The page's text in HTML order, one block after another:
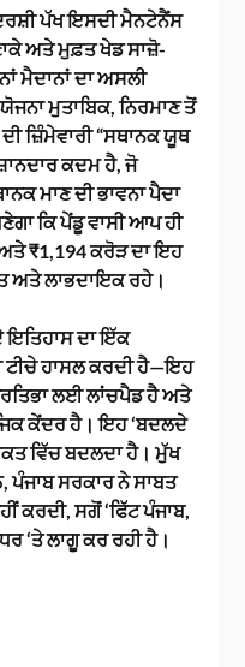
ਪੱਖ ਇਸਦੀ ਮੈਨਟੇਨੈਂਸ
ਅਤੇ ਮੁਫ਼ਤ ਖੇਡ ਸਾਜ਼ੋ-
ਮੈਦਾਨਾਂ ਦਾ ਅਸਲੀ
ਮੁਤਾਬਿਕ, ਨਿਰਮਾਣ ਤੋਂ
ਜ਼ਿੰਮੇਵਾਰੀ “ਸਥਾਨਕ ਯੂਥ
ਕਦਮ ਹੈ, ਜੋ
ਮਾਣ ਦੀ ਭਾਵਨਾ ਪੈਦਾ
ਕਿ ਪੇਂਡੂ ਵਾਸੀ ਆਪ ਹੀ
₹1,194 ਕਰੋੜ ਦਾ ਇਹ
ਅਤੇ ਲਾਭਦਾਇਕ ਰਹੇ।
ਇਤਿਹਾਸ ਦਾ ਇੱਕ
ਹਾਸਲ ਕਰਦੀ ਹੈ—ਇਹ
ਲਈ ਲਾਂਚਪੈਡ ਹੈ ਅਤੇ
ਕੇਂਦਰ ਹੈ। ਇਹ ‘ਬਦਲਦੇ
ਵਿੱਚ ਬਦਲਦਾ ਹੈ। ਮੁੱਖ
ਪੰਜਾਬ ਸਰਕਾਰ ਨੇ ਸਾਬਤ
ਕਰਦੀ, ਸਗੋਂ ‘ਫਿੱਟ ਪੰਜਾਬ,
‘ਤੇ ਲਾਗੂ ਕਰ ਰਹੀ ਹੈ।